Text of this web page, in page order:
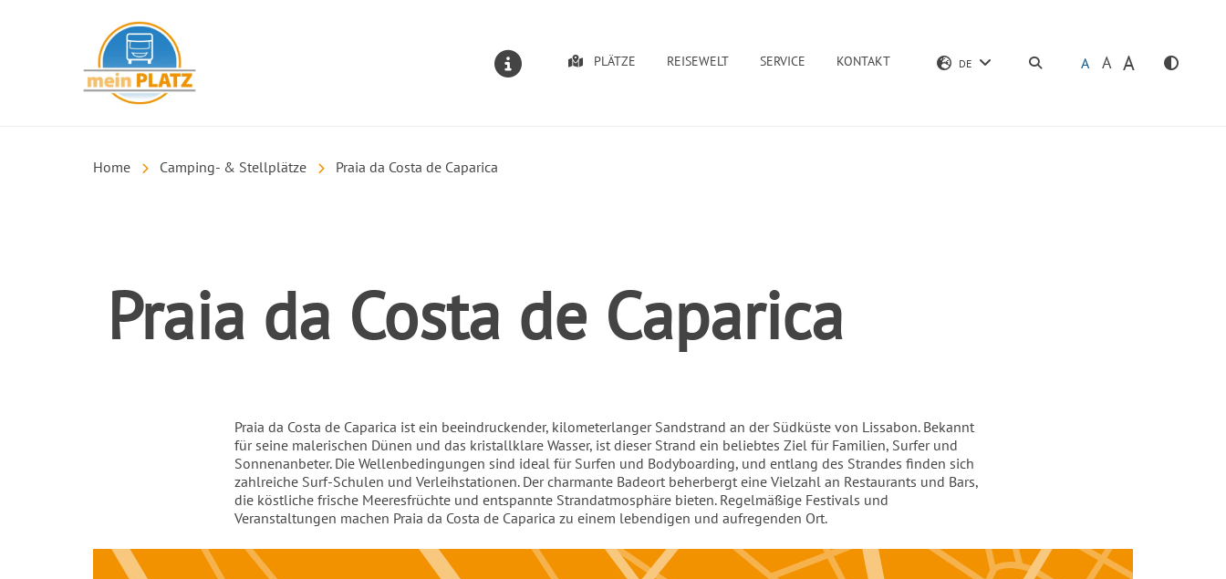
PLÄTZE REISEWELT SERVICE KONTAKT DE SUCHENA A A
Home Camping- & Stellplätze Praia da Costa de Caparica
Praia da Costa de Caparica
Einleitung
Praia da Costa de Caparica ist ein beeindruckender, kilometerlanger Sandstrand an der Südküste von Lissabon. Bekannt
für seine malerischen Dünen und das kristallklare Wasser, ist dieser Strand ein beliebtes Ziel für Familien, Surfer und
Sonnenanbeter. Die Wellenbedingungen sind ideal für Surfen und Bodyboarding, und entlang des Strandes finden sich
zahlreiche Surf-Schulen und Verleihstationen. Der charmante Badeort beherbergt eine Vielzahl an Restaurants und Bars,
die köstliche frische Meeresfrüchte und entspannte Strandatmosphäre bieten. Regelmäßige Festivals und
Veranstaltungen machen Praia da Costa de Caparica zu einem lebendigen und aufregenden Ort.
Inhalt